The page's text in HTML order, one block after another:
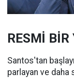
RESMİ BİR
Santos'tan
parlayan ve